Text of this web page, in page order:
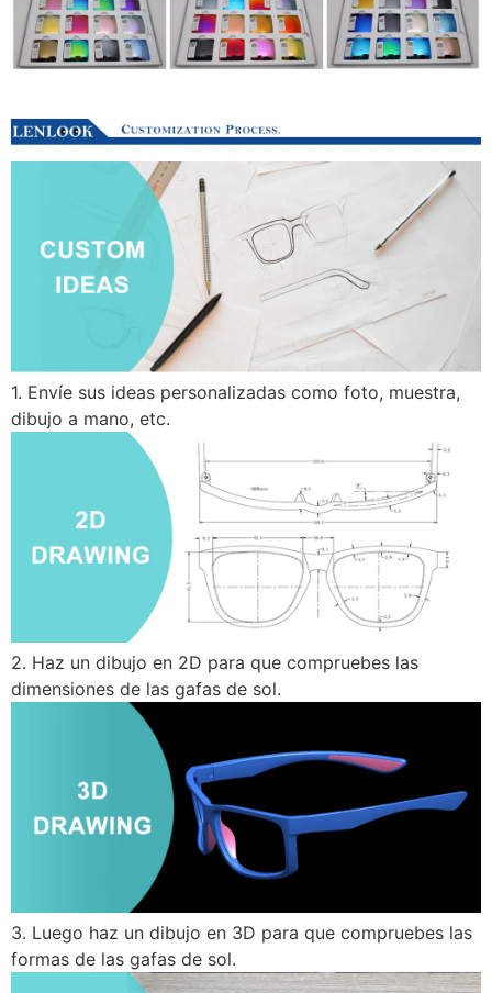
1. Envíe sus ideas personalizadas como foto, muestra,
dibujo a mano, etc.
2. Haz un dibujo en 2D para que compruebes las
dimensiones de las gafas de sol.
3. Luego haz un dibujo en 3D para que compruebes las
formas de las gafas de sol.